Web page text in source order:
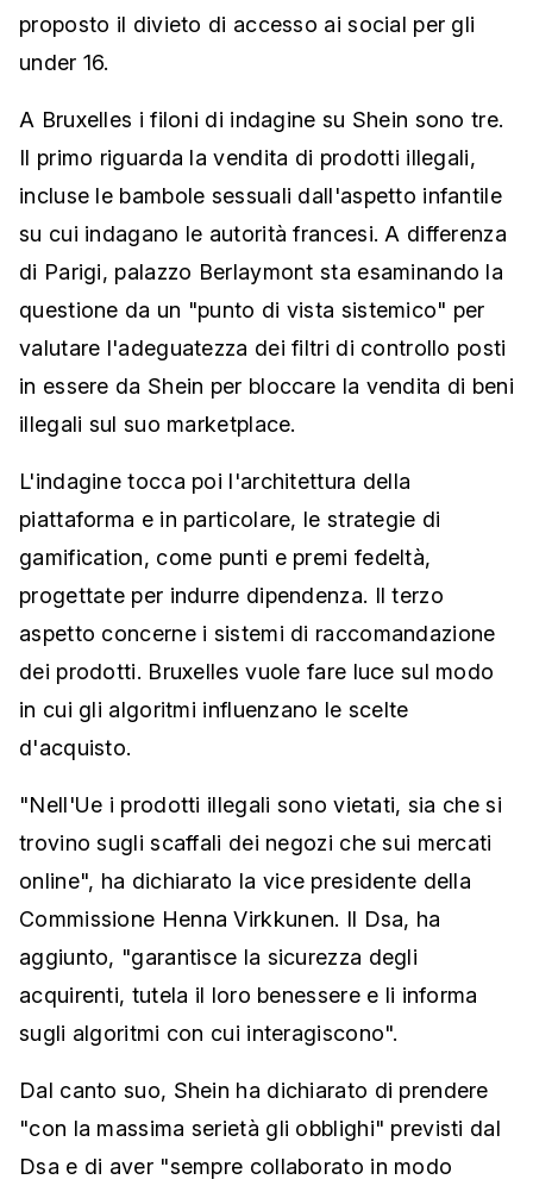
proposto il divieto di accesso ai social per gli
under 16.
A Bruxelles i filoni di indagine su Shein sono tre.
Il primo riguarda la vendita di prodotti illegali,
incluse le bambole sessuali dall'aspetto infantile
su cui indagano le autorità francesi. A differenza
di Parigi, palazzo Berlaymont sta esaminando la
questione da un "punto di vista sistemico" per
valutare l'adeguatezza dei filtri di controllo posti
in essere da Shein per bloccare la vendita di beni
illegali sul suo marketplace.
L'indagine tocca poi l'architettura della
piattaforma e in particolare, le strategie di
gamification, come punti e premi fedeltà,
progettate per indurre dipendenza. Il terzo
aspetto concerne i sistemi di raccomandazione
dei prodotti. Bruxelles vuole fare luce sul modo
in cui gli algoritmi influenzano le scelte
d'acquisto.
"Nell'Ue i prodotti illegali sono vietati, sia che si
trovino sugli scaffali dei negozi che sui mercati
online", ha dichiarato la vice presidente della
Commissione Henna Virkkunen. Il Dsa, ha
aggiunto, "garantisce la sicurezza degli
acquirenti, tutela il loro benessere e li informa
sugli algoritmi con cui interagiscono".
Dal canto suo, Shein ha dichiarato di prendere
"con la massima serietà gli obblighi" previsti dal
Dsa e di aver "sempre collaborato in modo